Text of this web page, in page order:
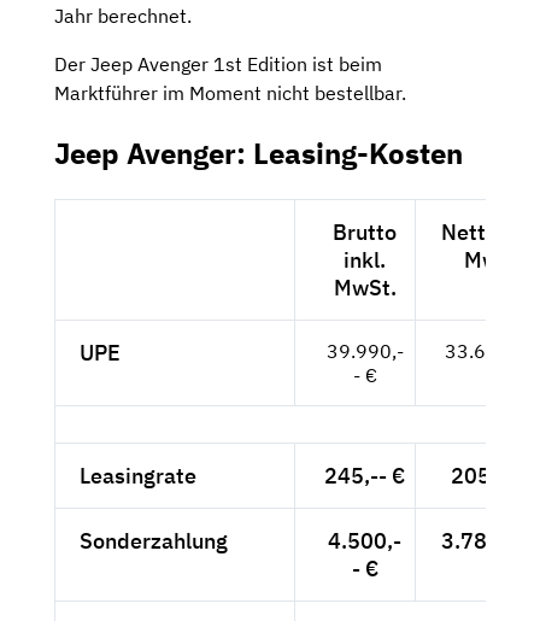
Jahr berechnet.
Der Jeep Avenger 1st Edition ist beim
Marktführer im Moment nicht bestellbar.
Jeep Avenger: Leasing-Kosten
Brutto
inkl.
MwSt.
Netto
MwSt.
UPE
39.990,-
- €
33.605,--
Leasingrate 245,-- € 205,88 €
Sonderzahlung
4.500,-
- €
3.781,51